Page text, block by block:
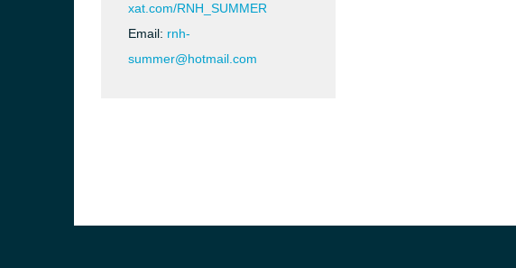
xat.com/RNH_SUMMER
Email: rnh-
summer@hotmail.com